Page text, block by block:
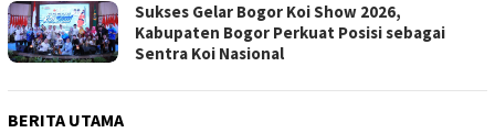
Sukses Gelar Bogor Koi Show 2026,
Kabupaten Bogor Perkuat Posisi sebagai
Sentra Koi Nasional
BERITA UTAMA